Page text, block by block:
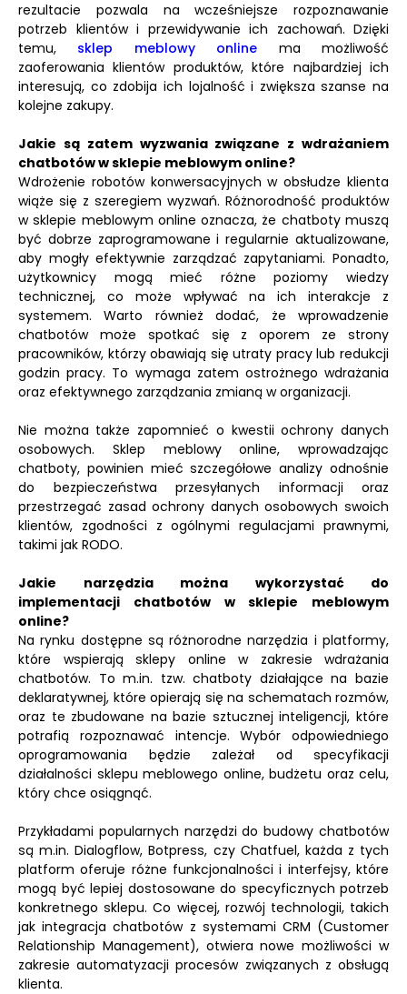
rezultacie pozwala na wcześniejsze rozpoznawanie
potrzeb klientów i przewidywanie ich zachowań. Dzięki
temu, sklep meblowy online ma możliwość
zaoferowania klientów produktów, które najbardziej ich
interesują, co zdobija ich lojalność i zwiększa szanse na
kolejne zakupy.
Jakie są zatem wyzwania związane z wdrażaniem
chatbotów w sklepie meblowym online?
Wdrożenie robotów konwersacyjnych w obsłudze klienta
wiąże się z szeregiem wyzwań. Różnorodność produktów
w sklepie meblowym online oznacza, że chatboty muszą
być dobrze zaprogramowane i regularnie aktualizowane,
aby mogły efektywnie zarządzać zapytaniami. Ponadto,
użytkownicy mogą mieć różne poziomy wiedzy
technicznej, co może wpływać na ich interakcje z
systemem. Warto również dodać, że wprowadzenie
chatbotów może spotkać się z oporem ze strony
pracowników, którzy obawiają się utraty pracy lub redukcji
godzin pracy. To wymaga zatem ostrożnego wdrażania
oraz efektywnego zarządzania zmianą w organizacji.
Nie można także zapomnieć o kwestii ochrony danych
osobowych. Sklep meblowy online, wprowadzając
chatboty, powinien mieć szczegółowe analizy odnośnie
do bezpieczeństwa przesyłanych informacji oraz
przestrzegać zasad ochrony danych osobowych swoich
klientów, zgodności z ogólnymi regulacjami prawnymi,
takimi jak RODO.
Jakie narzędzia można wykorzystać do
implementacji chatbotów w sklepie meblowym
online?
Na rynku dostępne są różnorodne narzędzia i platformy,
które wspierają sklepy online w zakresie wdrażania
chatbotów. To m.in. tzw. chatboty działające na bazie
deklaratywnej, które opierają się na schematach rozmów,
oraz te zbudowane na bazie sztucznej inteligencji, które
potrafią rozpoznawać intencje. Wybór odpowiedniego
oprogramowania będzie zależał od specyfikacji
działalności sklepu meblowego online, budżetu oraz celu,
który chce osiągnąć.
Przykładami popularnych narzędzi do budowy chatbotów
są m.in. Dialogflow, Botpress, czy Chatfuel, każda z tych
platform oferuje różne funkcjonalności i interfejsy, które
mogą być lepiej dostosowane do specyficznych potrzeb
konkretnego sklepu. Co więcej, rozwój technologii, takich
jak integracja chatbotów z systemami CRM (Customer
Relationship Management), otwiera nowe możliwości w
zakresie automatyzacji procesów związanych z obsługą
klienta.